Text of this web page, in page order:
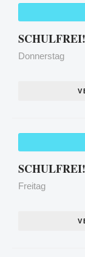
Donnerstag
Freitag